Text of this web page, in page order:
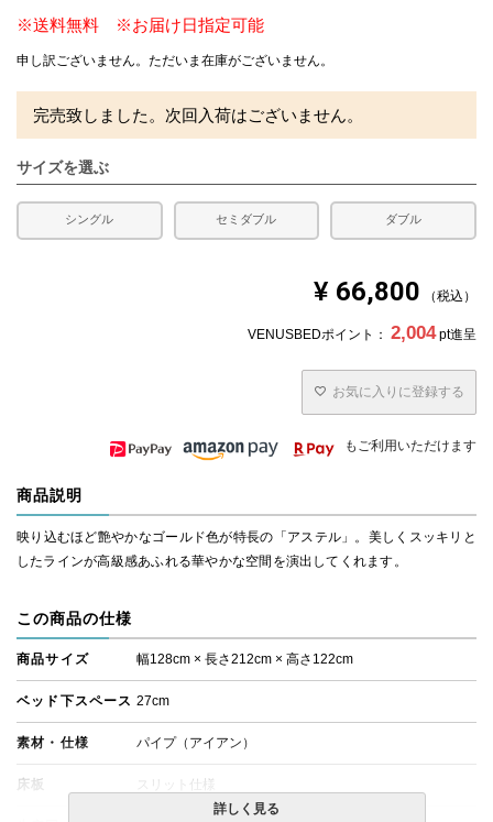
※送料無料 ※お届け日指定可能
申し訳ございません。ただいま在庫がございません。
完売致しました。次回入荷はございません。
サイズを選ぶ
シングル セミダブル ダブル
¥ 66,800 税込
VENUSBEDポイント： 2,004 pt進呈
お気に入りに登録する
もご利用いただけます
商品説明
映り込むほど艶やかなゴールド色が特長の「アステル」。美しくスッキリと
したラインが高級感あふれる華やかな空間を演出してくれます。
この商品の仕様
商品サイズ 幅128cm × 長さ212cm × 高さ122cm
ベッド下スペース 27cm
素材・仕様 パイプ（アイアン）
床板 スリット仕様
詳しく見る